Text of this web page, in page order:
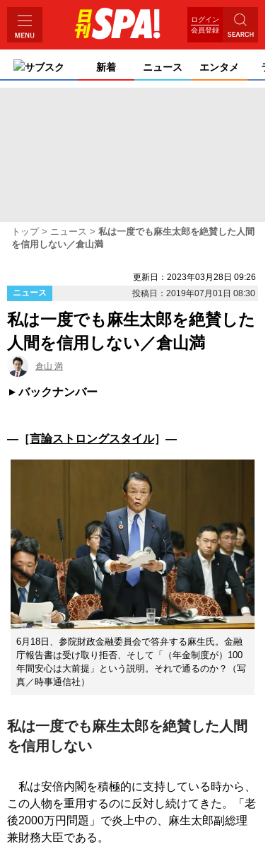
ログイン
会員登録
サブスク 新着 ニュース エンタメ ライ
トップ ニュース
私は一度でも麻生太郎を絶賛した人間
を信用しない／倉山満
更新日：2023年03月28日 09:26
ニュース
投稿日：2019年07月01日 08:30
私は一度でも麻生太郎を絶賛した
人間を信用しない／倉山満
倉山 満
バックナンバー
―［言論ストロングスタイル］―
6月18日、参院財政金融委員会で答弁する麻生氏。金融
庁報告書は受け取り拒否、そして「（年金制度が）100
年間安心は大前提」という説明。それで通るのか？（写
真／時事通信社）
私は一度でも麻生太郎を絶賛した人間
を信用しない
私は安倍内閣を積極的に支持している時から、
この人物を重用するのに反対し続けてきた。「老
後2000万円問題」で炎上中の、麻生太郎副総理
兼財務大臣である。